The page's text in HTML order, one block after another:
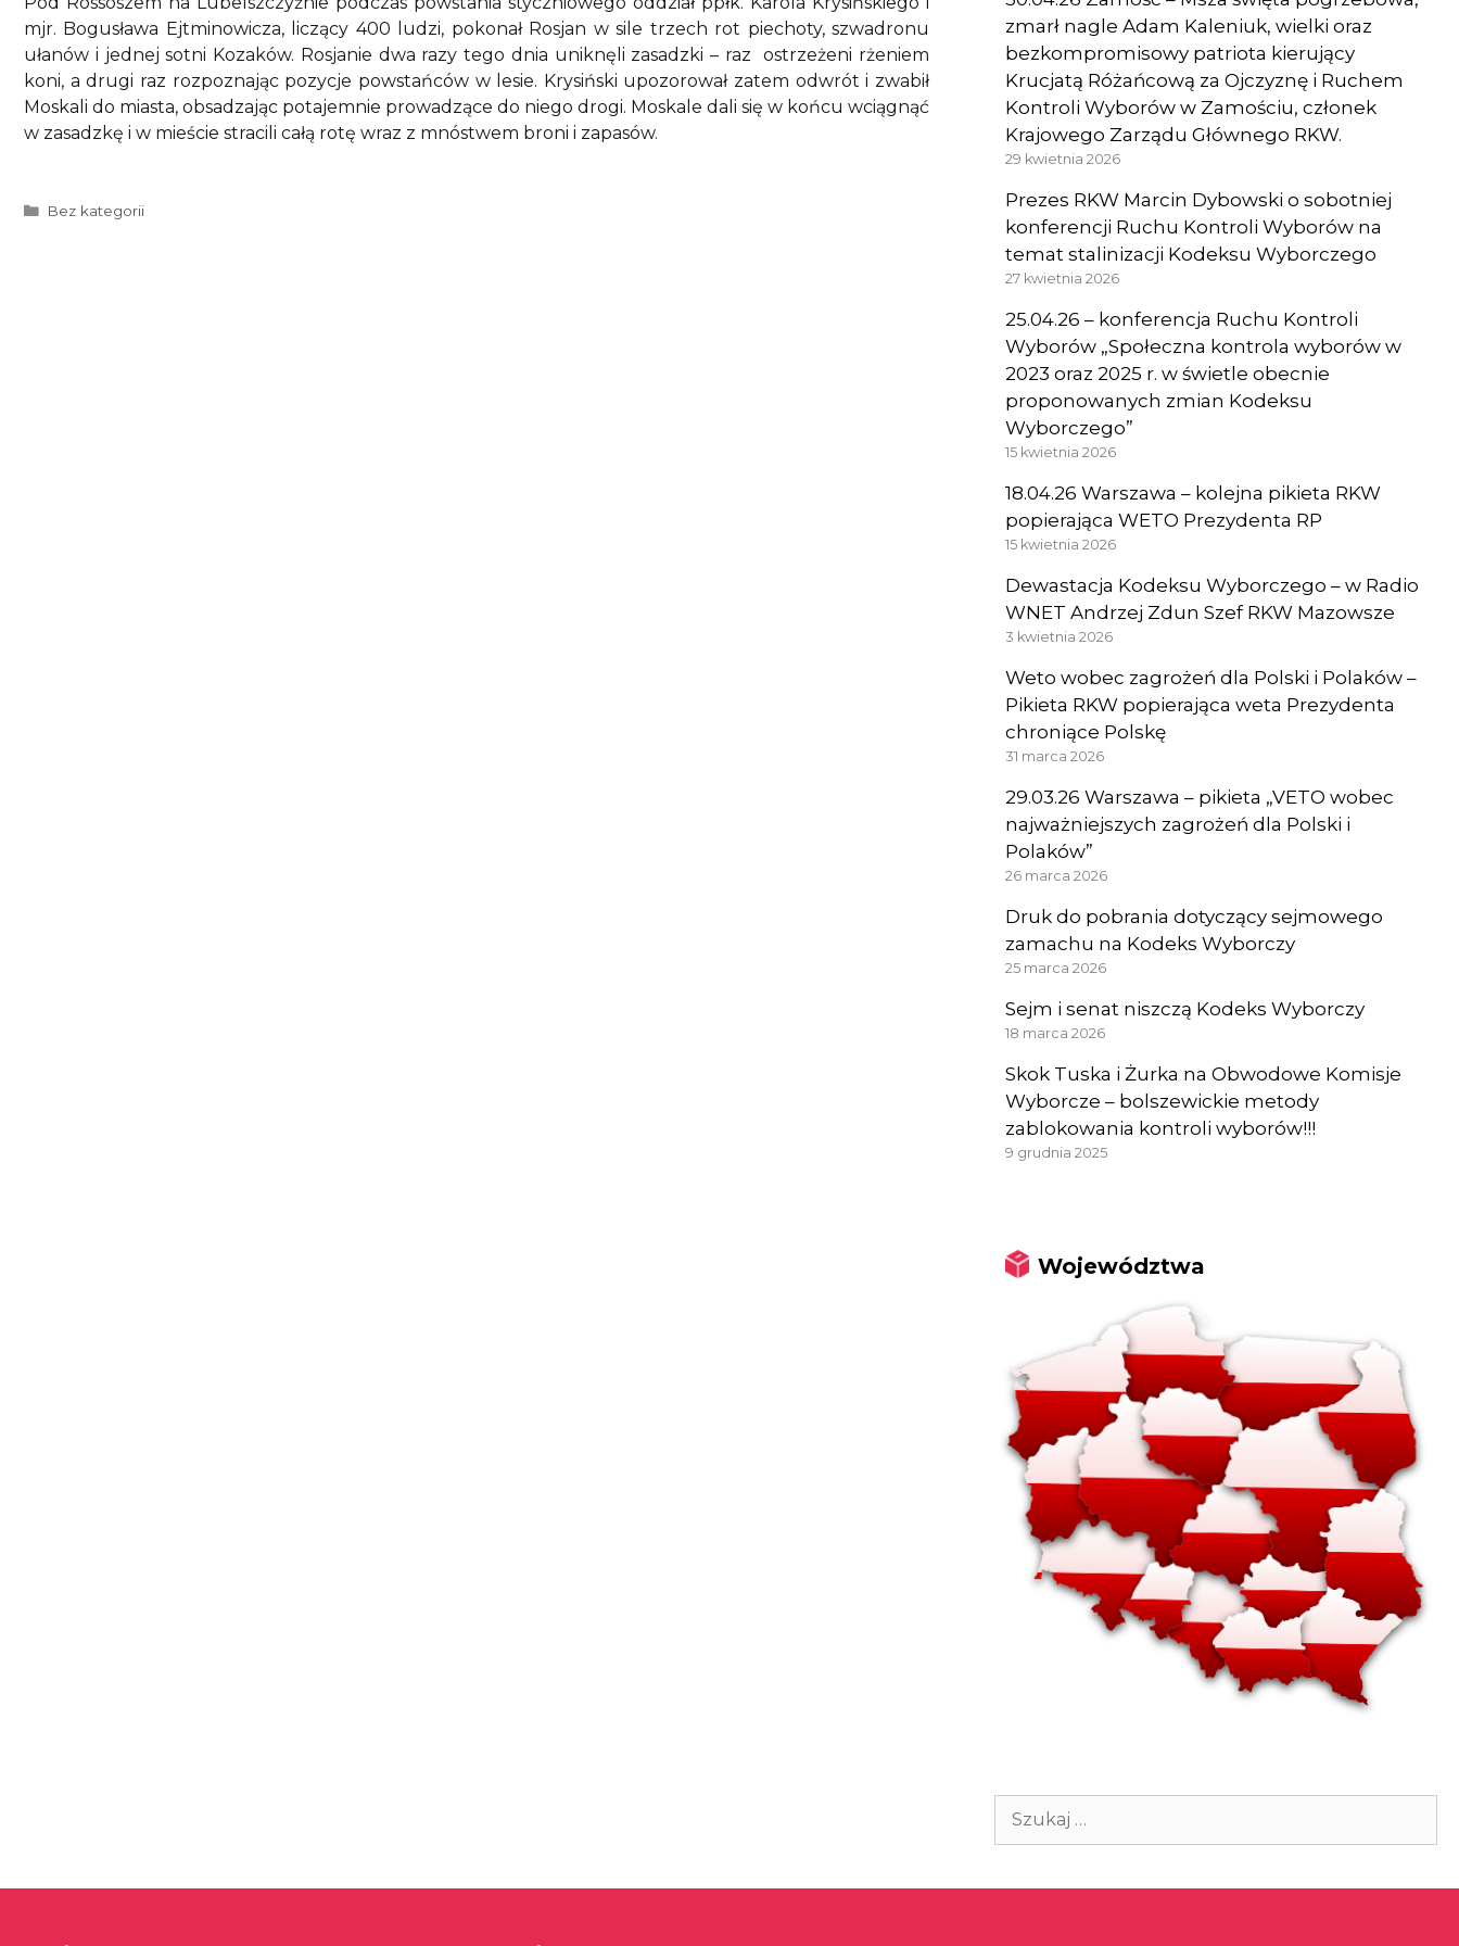
mjr. Bogusława Ejtminowicza, liczący 400 ludzi, pokonał Rosjan w sile trzech rot piechoty, szwadronu
ułanów i jednej sotni Kozaków. Rosjanie dwa razy tego dnia uniknęli zasadzki – raz ostrzeżeni rżeniem
koni, a drugi raz rozpoznając pozycje powstańców w lesie. Krysiński upozorował zatem odwrót i zwabił
Moskali do miasta, obsadzając potajemnie prowadzące do niego drogi. Moskale dali się w końcu wciągnąć
w zasadzkę i w mieście stracili całą rotę wraz z mnóstwem broni i zapasów.
Kategorie
Bez kategorii
zmarł nagle Adam Kaleniuk, wielki oraz
bezkompromisowy patriota kierujący
Krucjatą Różańcową za Ojczyznę i Ruchem
Kontroli Wyborów w Zamościu, członek
Krajowego Zarządu Głównego RKW.
29 kwietnia 2026
Prezes RKW Marcin Dybowski o sobotniej
konferencji Ruchu Kontroli Wyborów na
temat stalinizacji Kodeksu Wyborczego
27 kwietnia 2026
25.04.26 – konferencja Ruchu Kontroli
Wyborów „Społeczna kontrola wyborów w
2023 oraz 2025 r. w świetle obecnie
proponowanych zmian Kodeksu
Wyborczego”
15 kwietnia 2026
18.04.26 Warszawa – kolejna pikieta RKW
popierająca WETO Prezydenta RP
15 kwietnia 2026
Dewastacja Kodeksu Wyborczego – w Radio
WNET Andrzej Zdun Szef RKW Mazowsze
3 kwietnia 2026
Weto wobec zagrożeń dla Polski i Polaków –
Pikieta RKW popierająca weta Prezydenta
chroniące Polskę
31 marca 2026
29.03.26 Warszawa – pikieta „VETO wobec
najważniejszych zagrożeń dla Polski i
Polaków”
26 marca 2026
Druk do pobrania dotyczący sejmowego
zamachu na Kodeks Wyborczy
25 marca 2026
Sejm i senat niszczą Kodeks Wyborczy
18 marca 2026
Skok Tuska i Żurka na Obwodowe Komisje
Wyborcze – bolszewickie metody
zablokowania kontroli wyborów!!!
9 grudnia 2025
Województwa
Szukaj: